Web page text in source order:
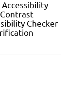
Checker